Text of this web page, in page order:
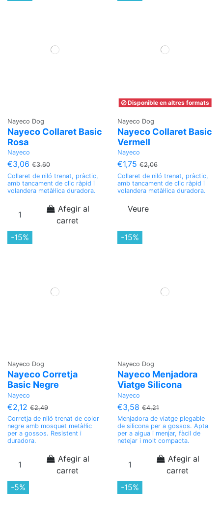
Nayeco Dog
Nayeco Collaret Basic
Rosa
Nayeco
€3,06 €3,60
Collaret de niló trenat, pràctic,
amb tancament de clic ràpid i
volandera metàl·lica duradora.
Afegir al
carret
Disponible en altres formats
Nayeco Dog
Nayeco Collaret Basic
Vermell
Nayeco
€1,75 €2,06
Collaret de niló trenat, pràctic,
amb tancament de clic ràpid i
volandera metàl·lica duradora.
Veure
-15%
Nayeco Dog
Nayeco Corretja
Basic Negre
Nayeco
€2,12 €2,49
Corretja de niló trenat de color
negre amb mosquet metàl·lic
per a gossos. Resistent i
duradora.
Afegir al
carret
-15%
Nayeco Dog
Nayeco Menjadora
Viatge Silicona
Nayeco
€3,58 €4,21
Menjadora de viatge plegable
de silicona per a gossos. Apta
per a aigua i menjar, fàcil de
netejar i molt compacta.
Afegir al
carret
-5%
-15%